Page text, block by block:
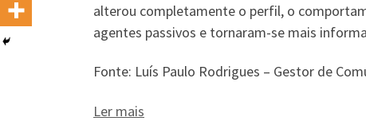
alterou completamente o perfil, o
agentes passivos e tornaram-se mais
Fonte: Luís Paulo Rodrigues – Gestor de
Ler mais